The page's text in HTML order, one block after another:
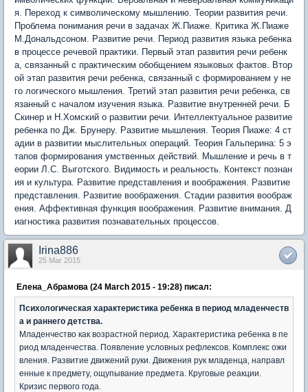
я. Переход к символическому мышлению. Теории развития речи.
Проблема понимания речи в задачах Ж.Пиаже. Критика Ж.Пиаже
М.Дональдсоном. Развитие речи. Период развития языка ребенка
в процессе речевой практики. Первый этап развития речи ребенк
а, связанный с практическим обобщением языковых фактов. Втор
ой этап развития речи ребенка, связанный с формированием у не
го логического мышления. Третий этап развития речи ребенка, св
язанный с началом изучения языка. Развитие внутренней речи. Б
Скинер и Н.Хомский о развитии речи. Интеллектуальное развитие
ребенка по Дж. Брунеру. Развитие мышления. Теория Пиаже: 4 ст
адии в развитии мыслительных операций. Теория Гальперина: 5 э
тапов формирования умственных действий. Мышление и речь в т
еории Л.С. Выготского. Видимость и реальность. Контекст познан
ия и культура. Развитие представления и воображения. Развитие
представления. Развитие воображения. Стадии развития воображ
ения. Аффективная функция воображения. Развитие внимания. Д
иагностика развития познавательных процессов.
Irina886
25 Mar 2015
Елена_Абрамова (24 March 2015 - 19:28) писал:
Психологическая характеристика ребенка в период младенчеств
а и раннего детства.
Младенчество как возрастной период. Характеристика ребенка в пе
риод младенчества. Появление условных рефлексов. Комплекс ожи
вления. Развитие движений руки. Движения рук младенца, направл
енные к предмету, ощупывание предмета. Круговые реакции.
Кризис первого года.